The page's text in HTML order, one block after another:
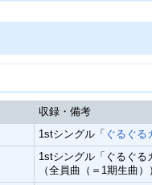
収録・備考
1stシングル「 ぐるぐる
1stシングル「ぐるぐる
（全員曲（＝1期生曲）